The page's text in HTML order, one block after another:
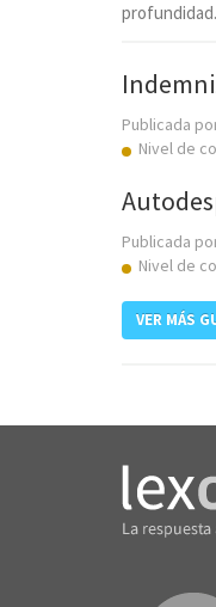
profundidad.
Publicada
Nivel de
Publicada
Nivel de
VER MÁS